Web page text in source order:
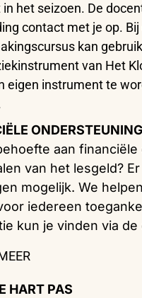
het seizoen. De
contact met je op.
kan
van Het
eigen instrument te
ONDERSTEUNING
aan
van het lesgeld?
mogelijk. We
iedereen
kun je vinden via
HART PAS